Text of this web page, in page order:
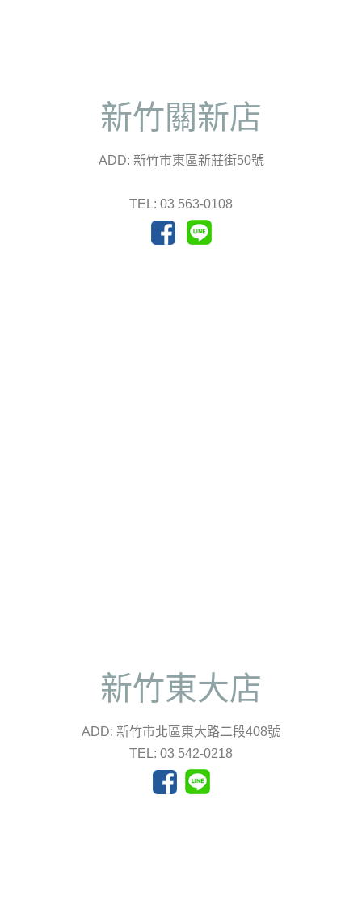
新竹關新店
ADD: 新竹市東區新莊街50號
TEL: 03 563-0108
新竹東大店
ADD: 新竹市北區東大路二段408號
TEL: 03 542-0218